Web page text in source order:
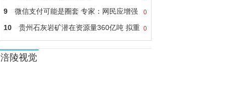
0
9 微信支付可能是圈套 专家：网民应增强
0
10 贵州石灰岩矿潜在资源量360亿吨 拟重
涪陵视觉